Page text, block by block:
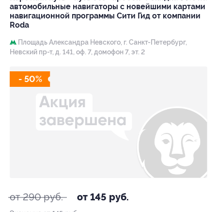
автомобильные навигаторы с новейшими картами
навигационной программы Сити Гид от компании
Roda
Площадь Александра Невского, г. Санкт-Петербург,
Невский пр-т, д. 141, оф. 7, домофон 7, эт. 2
- 50%
от 290 руб. от 145 руб.